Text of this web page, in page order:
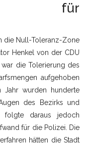
für
die Null-Toleranz-Zone
Henkel von der CDU
die Tolerierung des
aufgehoben
wurden hunderte
des Bezirks und
folgte daraus jedoch
für die Polizei. Die
hätten die Stadt